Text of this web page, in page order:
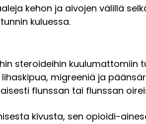
kehon ja aivojen välillä
kuluessa.
kuulumattomiin
migreeniä ja
flunssan tai flunssan
kivusta, sen opioidi-